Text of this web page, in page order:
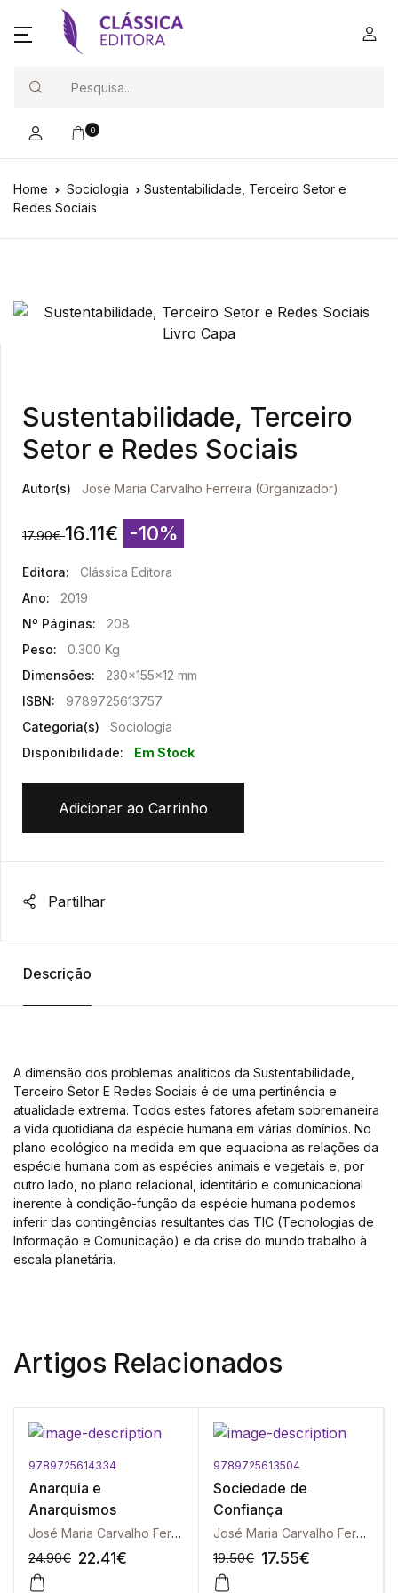
0
Home Sociologia
Sustentabilidade, Terceiro Setor e
Redes Sociais
Sustentabilidade, Terceiro
Setor e Redes Sociais
Autor(s) José Maria Carvalho Ferreira (Organizador)
17.90€ 16.11€ -10%
Editora:
Clássica Editora
Ano:
2019
Nº Páginas:
208
Peso:
0.300 Kg
Dimensões:
230x155x12 mm
ISBN:
9789725613757
Categoria(s)
Sociologia
Disponibilidade:
Em Stock
Adicionar ao Carrinho
Partilhar
Descrição
A dimensão dos problemas analíticos da Sustentabilidade,
Terceiro Setor E Redes Sociais é de uma pertinência e
atualidade extrema. Todos estes fatores afetam sobremaneira
a vida quotidiana da espécie humana em várias domínios. No
plano ecológico na medida em que equaciona as relações da
espécie humana com as espécies animais e vegetais e, por
outro lado, no plano relacional, identitário e comunicacional
inerente à condição-função da espécie humana podemos
inferir das contingências resultantes das TIC (Tecnologias de
Informação e Comunicação) e da crise do mundo trabalho à
escala planetária.
Artigos Relacionados
9789725614334
Anarquia e
Anarquismos
José Maria Carvalho Ferreira | João da Mata | Juniele Rabêlo de Almeida
24.90€ 22.41€
9789725613504
Sociedade de
Confiança
José Maria Carvalho Ferreira
19.50€ 17.55€